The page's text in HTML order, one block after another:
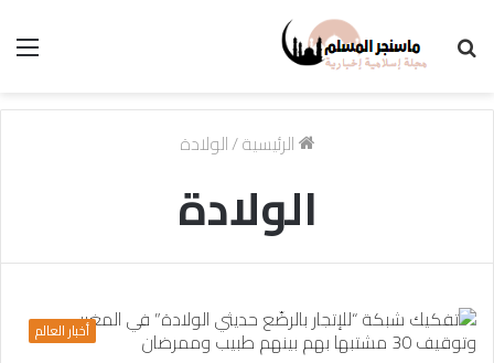
الرئيسية/الولادة
الولادة
أخبار العالم